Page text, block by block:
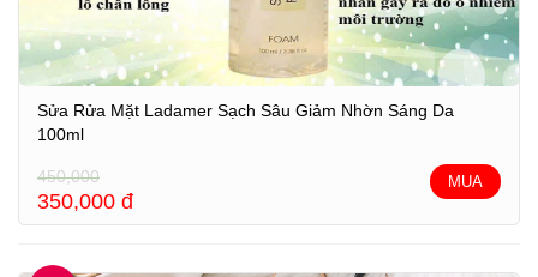
Sửa Rửa Mặt Ladamer Sạch Sâu Giảm Nhờn Sáng Da
100ml
450,000
350,000 đ
MUA